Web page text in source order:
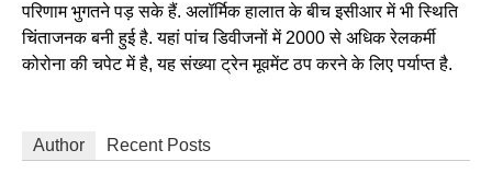
परिणाम भुगतने पड़ सके हैं. अलॉर्मिक हालात के बीच इसीआर में भी स्थिति
चिंताजनक बनी हुई है. यहां पांच डिवीजनों में 2000 से अधिक रेलकर्मी
कोरोना की चपेट में है, यह संख्या ट्रेन मूवमेंट ठप करने के लिए पर्याप्त है.
Author Recent Posts